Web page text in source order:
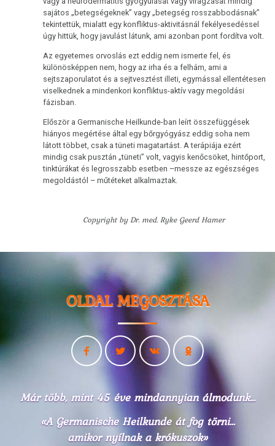
sajátos „betegségeknek” vagy „betegség rosszabbodásnak”
tekintettük, mialatt egy konfliktus-aktivitásnál fekélyesedéssel
úgy hittük, hogy javulást látunk, ami azonban pont fordítva volt.
Az egyetemes orvoslás ezt eddig nem ismerte fel, és
különösképpen nem, hogy az irha és a felhám, ami a
sejtszaporulatot és a sejtvesztést illeti, egymással ellentétesen
viselkednek a mindenkori konfliktus-aktív vagy megoldási
fázisban.
Először a Germanische Heilkunde-ban leírt összefüggések
hiányos megértése által egy bőrgyógyász eddig soha nem
látott többet, csak a tüneti magatartást. A terápiája ezért
mindig csak pusztán „tüneti” volt, vagyis kenőcsöket, hintőport,
tinktúrákat és legrosszabb esetben –messze az egészséges
megoldástól – műtéteket alkalmaztak.
Copyright by Dr. med. Ryke Geerd Hamer
OLDAL MEGOSZTÁSA
Már több, mint 45 éve mindannyian álmodunk...
«A Germanische Heilkunde át fog törni...
amikor nyílnak a krókuszok»